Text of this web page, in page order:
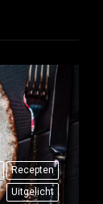
Recepten
Uitgelicht